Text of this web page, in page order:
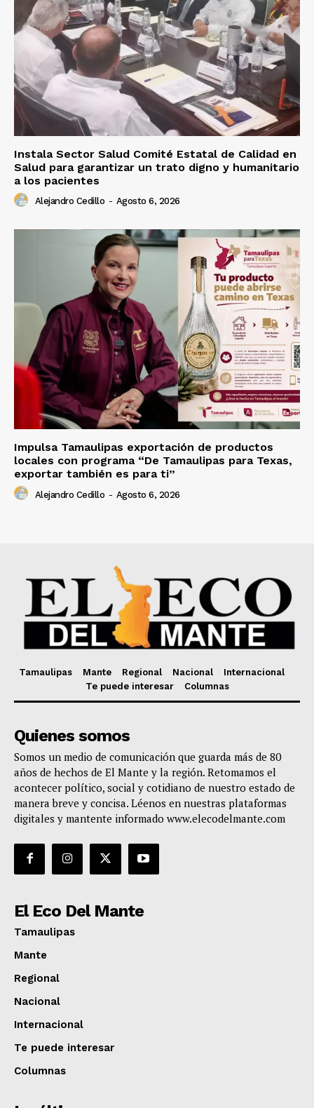
Instala Sector Salud Comité Estatal de Calidad en
Salud para garantizar un trato digno y humanitario
a los pacientes
Alejandro Cedillo - Agosto 6, 2026
Impulsa Tamaulipas exportación de productos
locales con programa “De Tamaulipas para Texas,
exportar también es para ti”
Alejandro Cedillo - Agosto 6, 2026
Tamaulipas Mante Regional Nacional
Internacional
Te puede interesar
Columnas
Quienes somos
Somos un medio de comunicación que guarda más de 80
años de hechos de El Mante y la región. Retomamos el
acontecer político, social y cotidiano de nuestro estado de
manera breve y concisa. Léenos en nuestras plataformas
digitales y mantente informado www.elecodelmante.com
El Eco Del Mante
Tamaulipas
Mante
Regional
Nacional
Internacional
Te puede interesar
Columnas